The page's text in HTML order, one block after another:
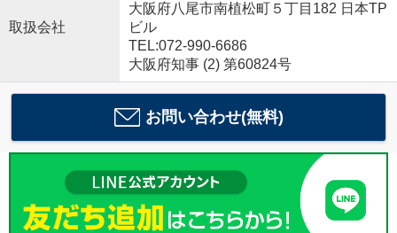
取扱会社
大阪府八尾市南植松町５丁目182 日本TP
ビル
TEL:072-990-6686
大阪府知事 (2) 第60824号
お問い合わせ(無料)